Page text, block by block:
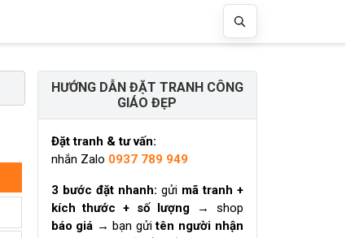
HƯỚNG DẪN ĐẶT TRANH CÔNG
GIÁO ĐẸP
Đặt tranh & tư vấn:
nhắn Zalo 0937 789 949
3 bước đặt nhanh: gửi mã tranh +
kích thước + số lượng→ shop
báo giá → bạn gửitên người nhận